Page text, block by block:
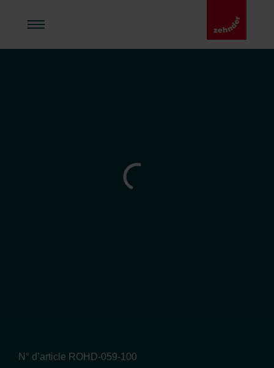
N° d’article ROHD-059-100